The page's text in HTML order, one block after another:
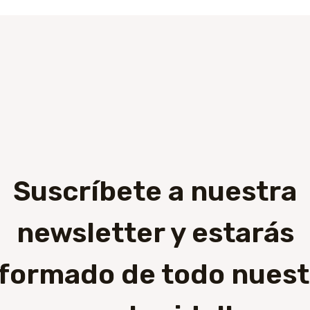
Suscríbete a nuestra
newsletter y estarás
de todo